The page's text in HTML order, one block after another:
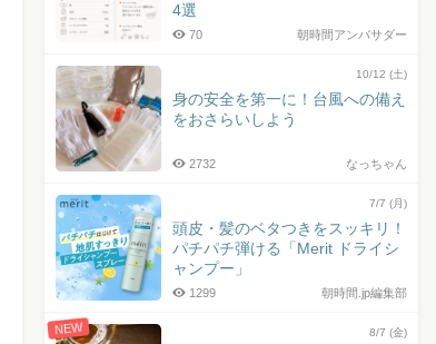
4選
朝時間アンバサダー
70
10/12 (土)
身の安全を第一に！台風への備え
をおさらいしよう
なっちゃん
2732
7/7 (月)
頭皮・髪のベタつきをスッキリ！
パチパチ弾ける「Merit ドライシ
ャンプー」
朝時間.jp編集部
1299
NEW 8/7 (金)